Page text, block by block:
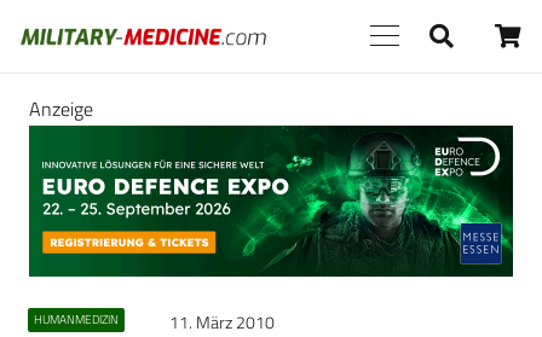
Anzeige
HUMANMEDIZIN 11. März 2010